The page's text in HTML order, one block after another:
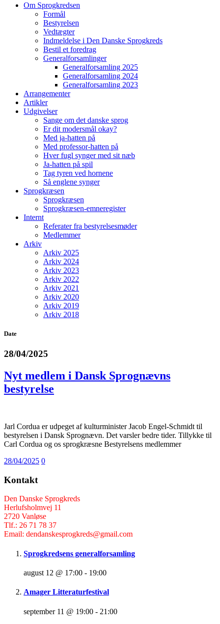
Om Sprogkredsen
Formål
Bestyrelsen
Vedtægter
Indmeldelse i Den Danske Sprogkreds
Bestil et foredrag
Generalforsamlinger
Generalforsamling 2025
Generalforsamling 2024
Generalforsamling 2023
Arrangementer
Artikler
Udgivelser
Sange om det danske sprog
Er dit modersmål okay?
Med ja-hatten på
Med professor-hatten på
Hver fugl synger med sit næb
Ja-hatten på spil
Tag tyren ved hornene
Så englene synger
Sprogkræsen
Sprogkræsen
Sprogkræsen-emneregister
Internt
Referater fra bestyrelsesmøder
Medlemmer
Arkiv
Arkiv 2025
Arkiv 2024
Arkiv 2023
Arkiv 2022
Arkiv 2021
Arkiv 2020
Arkiv 2019
Arkiv 2018
Date
28/04/2025
Nyt medlem i Dansk Sprognævns
bestyrelse
Jarl Cordua er udpeget af kulturminister Jacob Engel-Schmidt til
bestyrelsen i Dansk Sprognævn. Det varsler bedre tider. Tillykke til
Carl Cordua og os sprogkræsne Bestyrelsens medlemmer
28/04/2025 0
Kontakt
Den Danske Sprogkreds
Herlufsholmvej 11
2720 Vanløse
Tlf.: 26 71 78 37
Email: dendanskesprogkreds@gmail.com
Sprogkredsens generalforsamling
august 12 @ 17:00 - 19:00
Amager Litteraturfestival
september 11 @ 19:00 - 21:00